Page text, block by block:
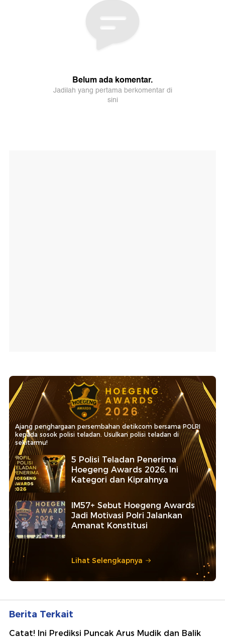
Ajang penghargaan persembahan detikcom bersama POLRI
kepada sosok polisi teladan. Usulkan polisi teladan di
sekitarmu!
5 Polisi Teladan Penerima
Hoegeng Awards 2026, Ini
Kategori dan Kiprahnya
IM57+ Sebut Hoegeng Awards
Jadi Motivasi Polri Jalankan
Amanat Konstitusi
Lihat Selengkapnya
Berita Terkait
Catat! Ini Prediksi Puncak Arus Mudik dan Balik